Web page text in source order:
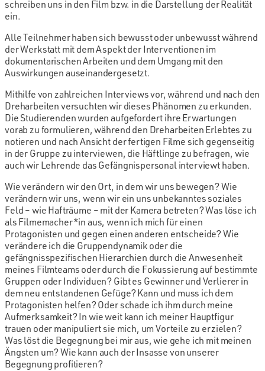
schreiben uns in den Film bzw. in die Darstellung der Realität
ein.
Alle Teilnehmer haben sich bewusst oder unbewusst während
der Werkstatt mit dem Aspekt der Interventionen im
dokumentarischen Arbeiten und dem Umgang mit den
Auswirkungen auseinandergesetzt.
Mithilfe von zahlreichen Interviews vor, während und nach den
Dreharbeiten versuchten wir dieses Phänomen zu erkunden.
Die Studierenden wurden aufgefordert ihre Erwartungen
vorab zu formulieren, während den Dreharbeiten Erlebtes zu
notieren und nach Ansicht der fertigen Filme sich gegenseitig
in der Gruppe zu interviewen, die Häftlinge zu befragen, wie
auch wir Lehrende das Gefängnispersonal interviewt haben.
Wie verändern wir den Ort, in dem wir uns bewegen? Wie
verändern wir uns, wenn wir ein uns unbekanntes soziales
Feld – wie Hafträume – mit der Kamera betreten? Was löse ich
als Filmemacher*in aus, wenn ich mich für einen
Protagonisten und gegen einen anderen entscheide? Wie
verändere ich die Gruppendynamik oder die
gefängnisspezifischen Hierarchien durch die Anwesenheit
meines Filmteams oder durch die Fokussierung auf bestimmte
Gruppen oder Individuen? Gibt es Gewinner und Verlierer in
dem neu entstandenen Gefüge? Kann und muss ich dem
Protagonisten helfen? Oder schade ich ihm durch meine
Aufmerksamkeit? In wie weit kann ich meiner Hauptfigur
trauen oder manipuliert sie mich, um Vorteile zu erzielen?
Was löst die Begegnung bei mir aus, wie gehe ich mit meinen
Ängsten um? Wie kann auch der Insasse von unserer
Begegnung profitieren?